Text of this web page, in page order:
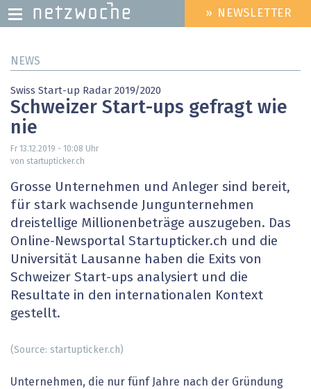
zum
HEADER
MENU
» NEWSLETTER
NEWS
Swiss Start-up Radar 2019/2020
Schweizer Start-ups gefragt wie
nie
Fr 13.12.2019 - 10:08 Uhr
von startupticker.ch
Grosse Unternehmen und Anleger sind bereit,
für stark wachsende Jungunternehmen
dreistellige Millionenbeträge auszugeben. Das
Online-Newsportal Startupticker.ch und die
Universität Lausanne haben die Exits von
Schweizer Start-ups analysiert und die
Resultate in den internationalen Kontext
gestellt.
(Source: startupticker.ch)
Unternehmen, die nur fünf Jahre nach der Gründung